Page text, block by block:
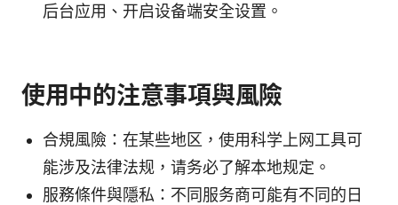
后台应用、开启设备端安全设置。
使用中的注意事項與風險
合規風險：在某些地区，使用科学上网工具可
能涉及法律法规，请务必了解本地规定。
服務條件與隱私：不同服务商可能有不同的日